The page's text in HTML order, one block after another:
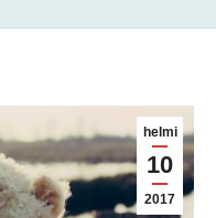
helmi
10
2017